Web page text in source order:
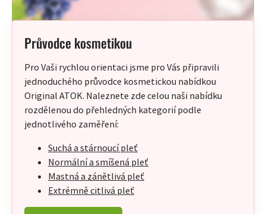
Průvodce kosmetikou
Pro Vaši rychlou orientaci jsme pro Vás připravili
jednoduchého průvodce kosmetickou nabídkou
Original ATOK. Naleznete zde celou naši nabídku
rozdělenou do přehledných kategorií podle
jednotlivého zaměření:
Suchá a stárnoucí pleť
Normální a smíšená pleť
Mastná a zánětlivá pleť
Extrémně citlivá pleť